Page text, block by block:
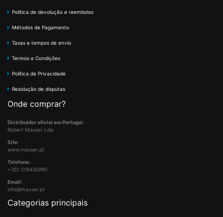
Política de devolução e reembolso
Métodos de Pagamento
Taxas e tempos de envio
Termos e Condições
Política de Privacidade
Resolução de disputas
Onde comprar?
Distribuidor oficial em Portugal:
Robert Mauser Lda.
Site:
www.mauser.pt
Telefone:
+351 218435990
Email:
info@mauser.pt
Categorias principais